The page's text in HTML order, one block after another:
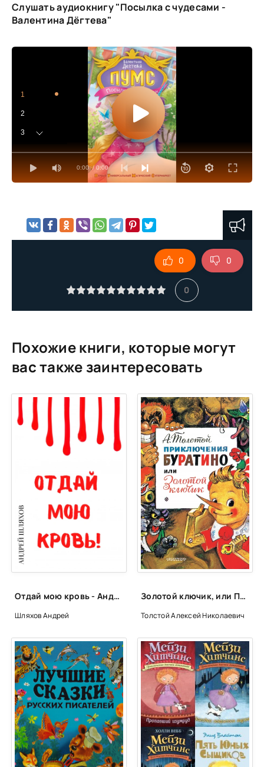
Слушать аудиокнигу "Посылка с чудесами -
Валентина Дёгтева"
0:00 / 0:00
1
2
3
4
0
0 0
Похожие книги, которые могут
вас также заинтересовать
Отдай мою кровь - Андрей Шляхов
Шляхов Андрей
Золотой ключик, или Приключения Буратино - Алексей Толстой
Толстой Алексей Николаевич